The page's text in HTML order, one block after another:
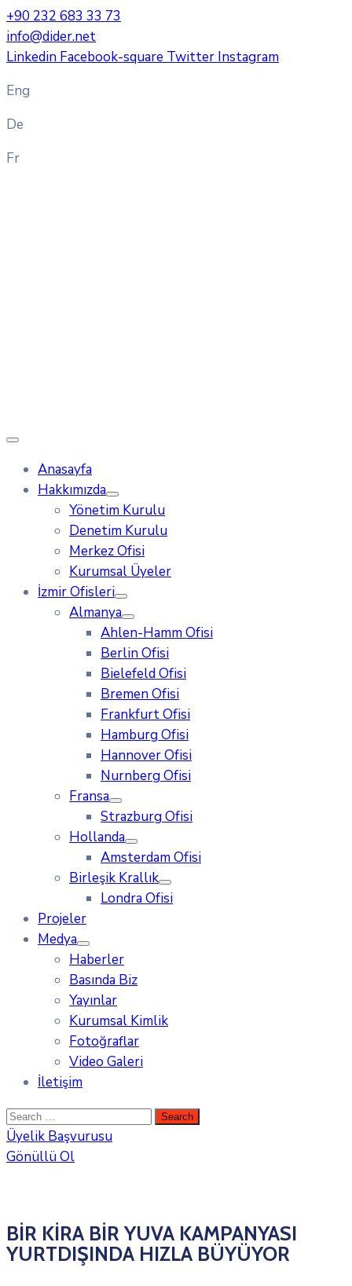
+90 232 683 33 73
info@dider.net
Linkedin Facebook-square Twitter Instagram
Eng
De
Fr
Anasayfa
Hakkımızda
Yönetim Kurulu
Denetim Kurulu
Merkez Ofisi
Kurumsal Üyeler
İzmir Ofisleri
Almanya
Ahlen-Hamm Ofisi
Berlin Ofisi
Bielefeld Ofisi
Bremen Ofisi
Frankfurt Ofisi
Hamburg Ofisi
Hannover Ofisi
Nurnberg Ofisi
Fransa
Strazburg Ofisi
Hollanda
Amsterdam Ofisi
Birleşik Krallık
Londra Ofisi
Projeler
Medya
Haberler
Basında Biz
Yayınlar
Kurumsal Kimlik
Fotoğraflar
Video Galeri
İletişim
Üyelik Başvurusu
Gönüllü Ol
BİR KİRA BİR YUVA KAMPANYASI
YURTDIŞINDA HIZLA BÜYÜYOR